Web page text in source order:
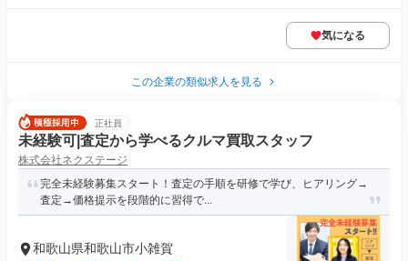
気になる
この企業の類似求人を見る
正社員
未経験可|査定から学べるクルマ買取スタッフ
株式会社ネクステージ
完全未経験募集スタート！査定の手順を研修で学び、ヒアリング→
査定→価格提示を段階的に習得で...
和歌山県和歌山市小雑賀